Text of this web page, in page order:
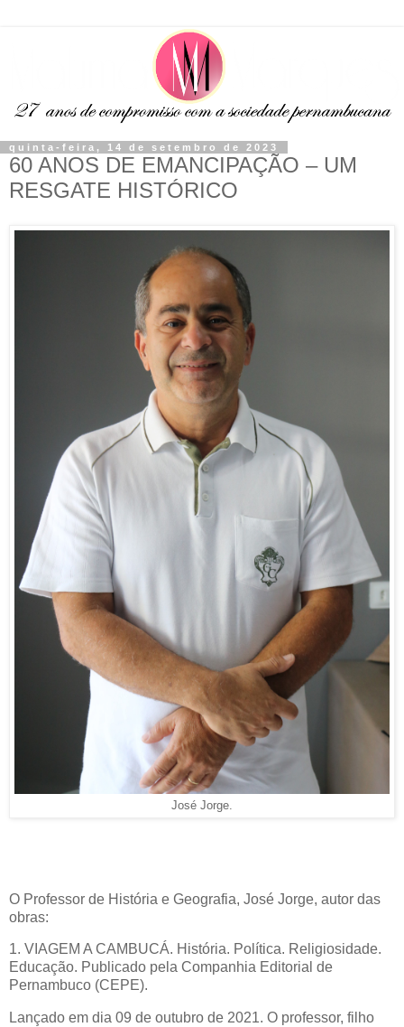
quinta-feira, 14 de setembro de 2023
60 ANOS DE EMANCIPAÇÃO – UM
RESGATE HISTÓRICO
José Jorge.
O Professor de História e Geografia, José Jorge, autor das
obras:
1. VIAGEM A CAMBUCÁ. História. Política. Religiosidade.
Educação. Publicado pela Companhia Editorial de
Pernambuco (CEPE).
Lançado em dia 09 de outubro de 2021. O professor, filho